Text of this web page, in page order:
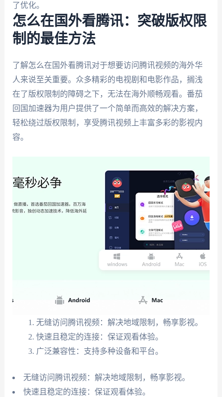
了优化。
怎么在国外看腾讯：突破版权限
制的最佳方法
了解怎么在国外看腾讯对于想要访问腾讯视频的海外华
人来说至关重要。众多精彩的电视剧和电影作品，搁浅
在了版权限制的障碍之下，无法在海外顺畅观看。番茄
回国加速器为用户提供了一个简单而高效的解决方案，
轻松绕过版权限制，享受腾讯视频上丰富多彩的影视内
容。
无缝访问腾讯视频：解决地域限制，畅享影视。
快速且稳定的连接：保证观看体验。
广泛兼容性：支持多种设备和平台。
无缝访问腾讯视频：解决地域限制，畅享影视。
快速且稳定的连接：保证观看体验。